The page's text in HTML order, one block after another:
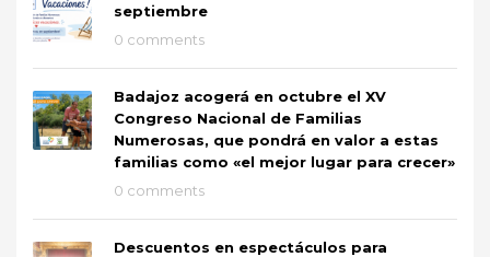
septiembre
0 comments
Badajoz acogerá en octubre el XV
Congreso Nacional de Familias
Numerosas, que pondrá en valor a estas
familias como «el mejor lugar para crecer»
0 comments
Descuentos en espectáculos para